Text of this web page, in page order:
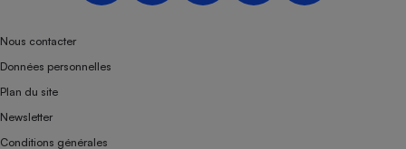
Nous contacter
Données personnelles
Plan du site
Newsletter
Conditions générales